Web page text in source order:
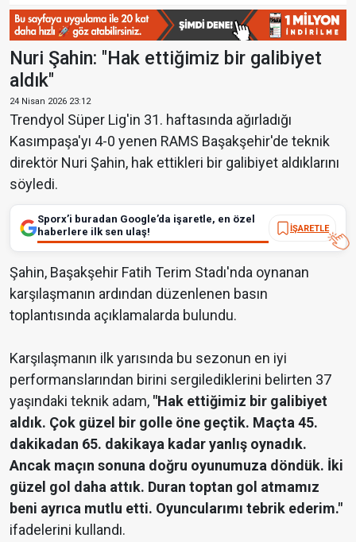
Nuri Şahin: "Hak ettiğimiz bir galibiyet
aldık"
24 Nisan 2026 23:12
Trendyol Süper Lig'in 31. haftasında ağırladığı
Kasımpaşa'yı 4-0 yenen RAMS Başakşehir'de teknik
direktör Nuri Şahin, hak ettikleri bir galibiyet aldıklarını
söyledi.
Sporx’i buradan Google’da işaretle, en özel
haberlere ilk sen ulaş!
İŞARETLE
Şahin, Başakşehir Fatih Terim Stadı'nda oynanan
karşılaşmanın ardından düzenlenen basın
toplantısında açıklamalarda bulundu.
Karşılaşmanın ilk yarısında bu sezonun en iyi
performanslarından birini sergilediklerini belirten 37
yaşındaki teknik adam, "Hak ettiğimiz bir galibiyet
aldık. Çok güzel bir golle öne geçtik. Maçta 45.
dakikadan 65. dakikaya kadar yanlış oynadık.
Ancak maçın sonuna doğru oyunumuza döndük. İki
güzel gol daha attık. Duran toptan gol atmamız
beni ayrıca mutlu etti. Oyuncularımı tebrik ederim."
ifadelerini kullandı.